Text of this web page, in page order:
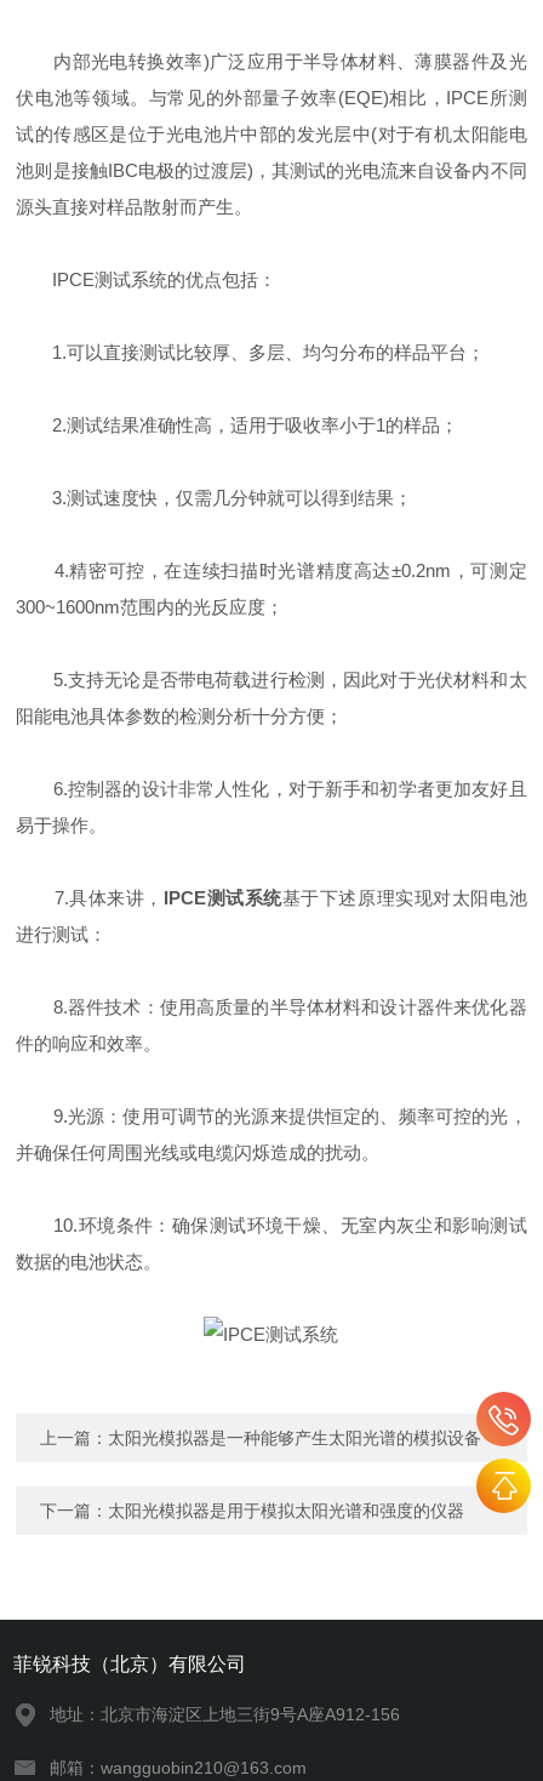
内部光电转换效率)广泛应用于半导体材料、薄膜器件及光
伏电池等领域。与常见的外部量子效率(EQE)相比，IPCE所测
试的传感区是位于光电池片中部的发光层中(对于有机太阳能电
池则是接触IBC电极的过渡层)，其测试的光电流来自设备内不同
源头直接对样品散射而产生。
IPCE测试系统的优点包括：
1.可以直接测试比较厚、多层、均匀分布的样品平台；
2.测试结果准确性高，适用于吸收率小于1的样品；
3.测试速度快，仅需几分钟就可以得到结果；
4.精密可控，在连续扫描时光谱精度高达±0.2nm，可测定
300~1600nm范围内的光反应度；
5.支持无论是否带电荷载进行检测，因此对于光伏材料和太
阳能电池具体参数的检测分析十分方便；
6.控制器的设计非常人性化，对于新手和初学者更加友好且
易于操作。
7.具体来讲， IPCE测试系统基于下述原理实现对太阳电池
进行测试：
8.器件技术：使用高质量的半导体材料和设计器件来优化器
件的响应和效率。
9.光源：使用可调节的光源来提供恒定的、频率可控的光，
并确保任何周围光线或电缆闪烁造成的扰动。
10.环境条件：确保测试环境干燥、无室内灰尘和影响测试
数据的电池状态。
上一篇： 太阳光模拟器是一种能够产生太阳光谱的模拟设备
下一篇： 太阳光模拟器是用于模拟太阳光谱和强度的仪器
菲锐科技（北京）有限公司
地址：北京市海淀区上地三街9号A座A912-156
邮箱：wangguobin210@163.com